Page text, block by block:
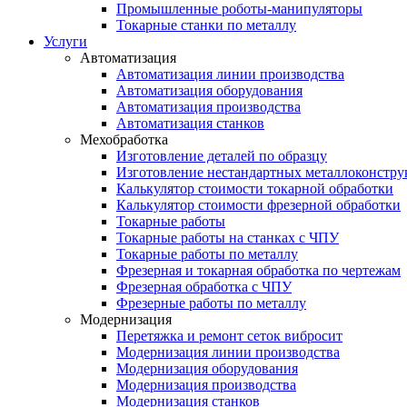
Промышленные роботы-манипуляторы
Токарные станки по металлу
Услуги
Автоматизация
Автоматизация линии производства
Автоматизация оборудования
Автоматизация производства
Автоматизация станков
Мехобработка
Изготовление деталей по образцу
Изготовление нестандартных
Калькулятор стоимости токарной обработки
Калькулятор стоимости фрезерной обработки
Токарные работы
Токарные работы на станках с ЧПУ
Токарные работы по металлу
Фрезерная и токарная обработка по чертежам
Фрезерная обработка с ЧПУ
Фрезерные работы по металлу
Модернизация
Перетяжка и ремонт сеток вибросит
Модернизация линии производства
Модернизация оборудования
Модернизация производства
Модернизация станков